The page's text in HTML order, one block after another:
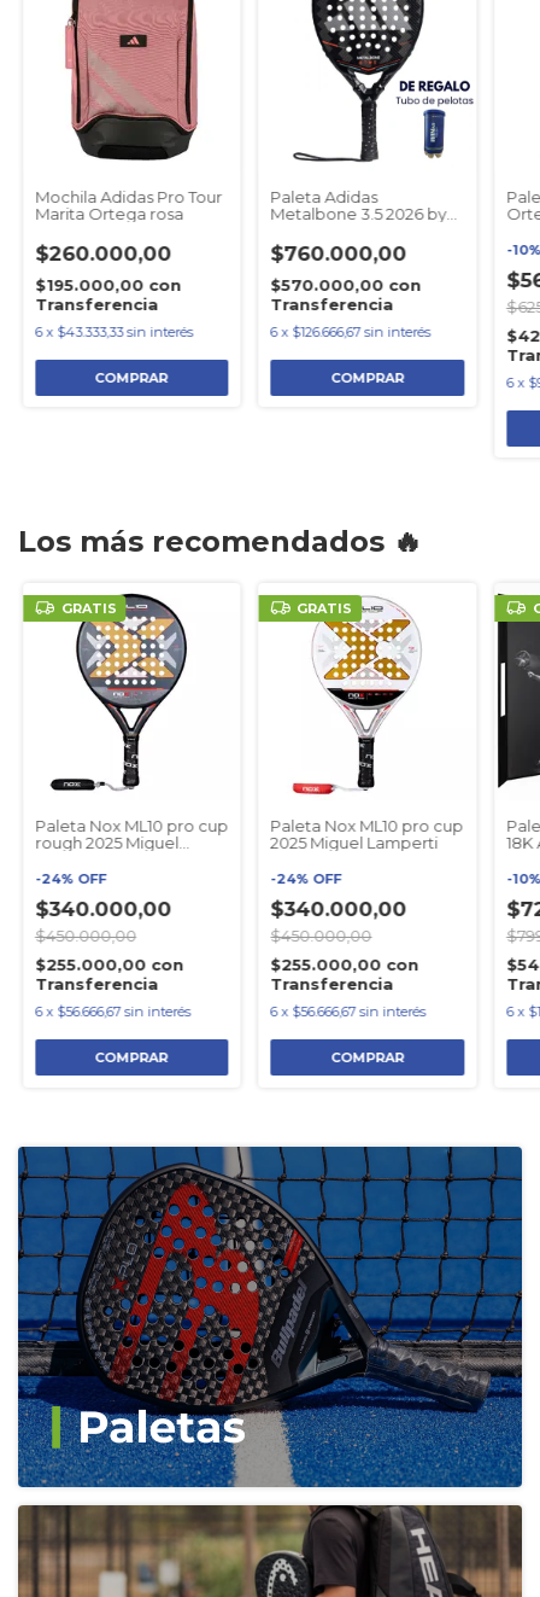
Mochila Adidas Pro Tour
Marita Ortega rosa
$260.000,00
$195.000,00 con
Transferencia
6 x $43.333,33 sin interés
Paleta Adidas
Metalbone 3.5 2026 by
$760.000,00
$570.000,00 con
Transferencia
6 x $126.666,67 sin interés
-10
6 x
Los más recomendados 🔥
GRATIS
Paleta Nox ML10 pro cup
rough 2025 Miguel
-24% OFF
$340.000,00
$450.000,00
$255.000,00 con
Transferencia
6 x $56.666,67 sin interés
GRATIS
Paleta Nox ML10 pro cup
2025 Miguel Lamperti
-24% OFF
$340.000,00
$450.000,00
$255.000,00 con
Transferencia
6 x $56.666,67 sin interés
18K
BS
-10
6 x